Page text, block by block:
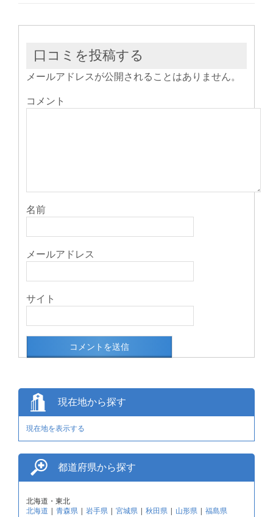
す) ィ
ウ
で
き
ま
す)
口コミを投稿する
メールアドレスが公開されることはありません。
コメント
名前
メールアドレス
サイト
現在地から探す
現在地を表示する
都道府県から探す
北海道・東北
北海道 | 青森県 | 岩手県 | 宮城県 | 秋田県 | 山形県 | 福島県